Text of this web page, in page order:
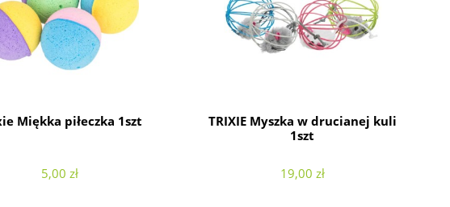
Miękka piłeczka 1szt
5,00 zł
TRIXIE Myszka w drucianej kuli
1szt
19,00 zł